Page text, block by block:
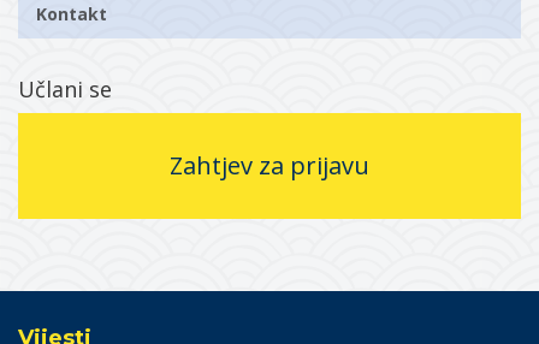
Kontakt
Učlani se
Zahtjev za prijavu
Vijesti